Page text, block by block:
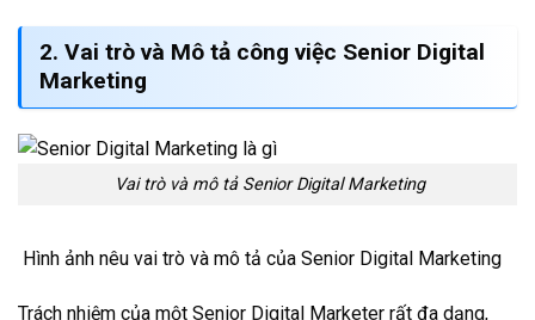
2. Vai trò và Mô tả công việc Senior Digital
Marketing
Vai trò và mô tả Senior Digital Marketing
Hình ảnh nêu vai trò và mô tả của Senior Digital Marketing
Trách nhiệm của một Senior Digital Marketer rất đa dạng,